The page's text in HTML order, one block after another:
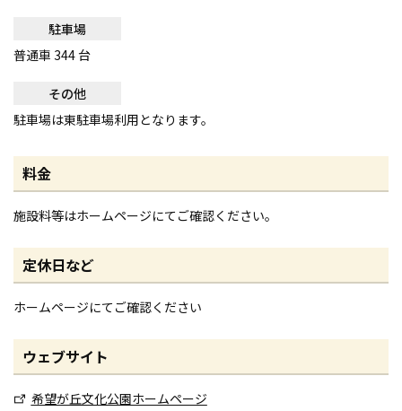
駐車場
普通車 344 台
その他
駐車場は東駐車場利用となります。
料金
施設料等はホームページにてご確認ください。
定休日など
ホームページにてご確認ください
ウェブサイト
希望が丘文化公園ホームページ